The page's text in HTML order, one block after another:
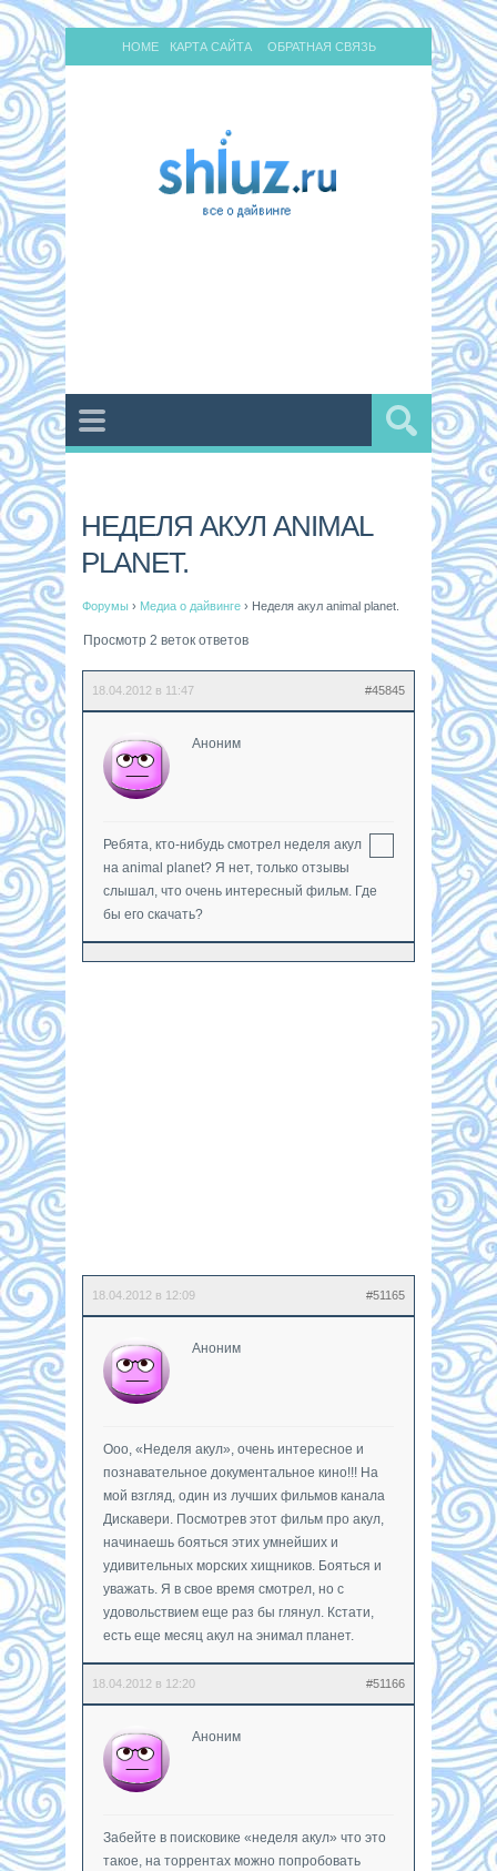
HOME КАРТА САЙТА ОБРАТНАЯ СВЯЗЬ
НЕДЕЛЯ АКУЛ ANIMAL
PLANET.
Форумы › Медиа о дайвинге › Неделя акул animal planet.
Просмотр 2 веток ответов
18.04.2012 в 11:47 #45845
Аноним
Ребята, кто-нибудь смотрел неделя акул
на animal planet? Я нет, только отзывы
слышал, что очень интересный фильм. Где
бы его скачать?
18.04.2012 в 12:09 #51165
Аноним
Ооо, «Неделя акул», очень интересное и
познавательное документальное кино!!! На
мой взгляд, один из лучших фильмов канала
Дискавери. Посмотрев этот фильм про акул,
начинаешь бояться этих умнейших и
удивительных морских хищников. Бояться и
уважать. Я в свое время смотрел, но с
удовольствием еще раз бы глянул. Кстати,
есть еще месяц акул на энимал планет.
18.04.2012 в 12:20 #51166
Аноним
Забейте в поисковике «неделя акул» что это
такое, на торрентах можно попробовать